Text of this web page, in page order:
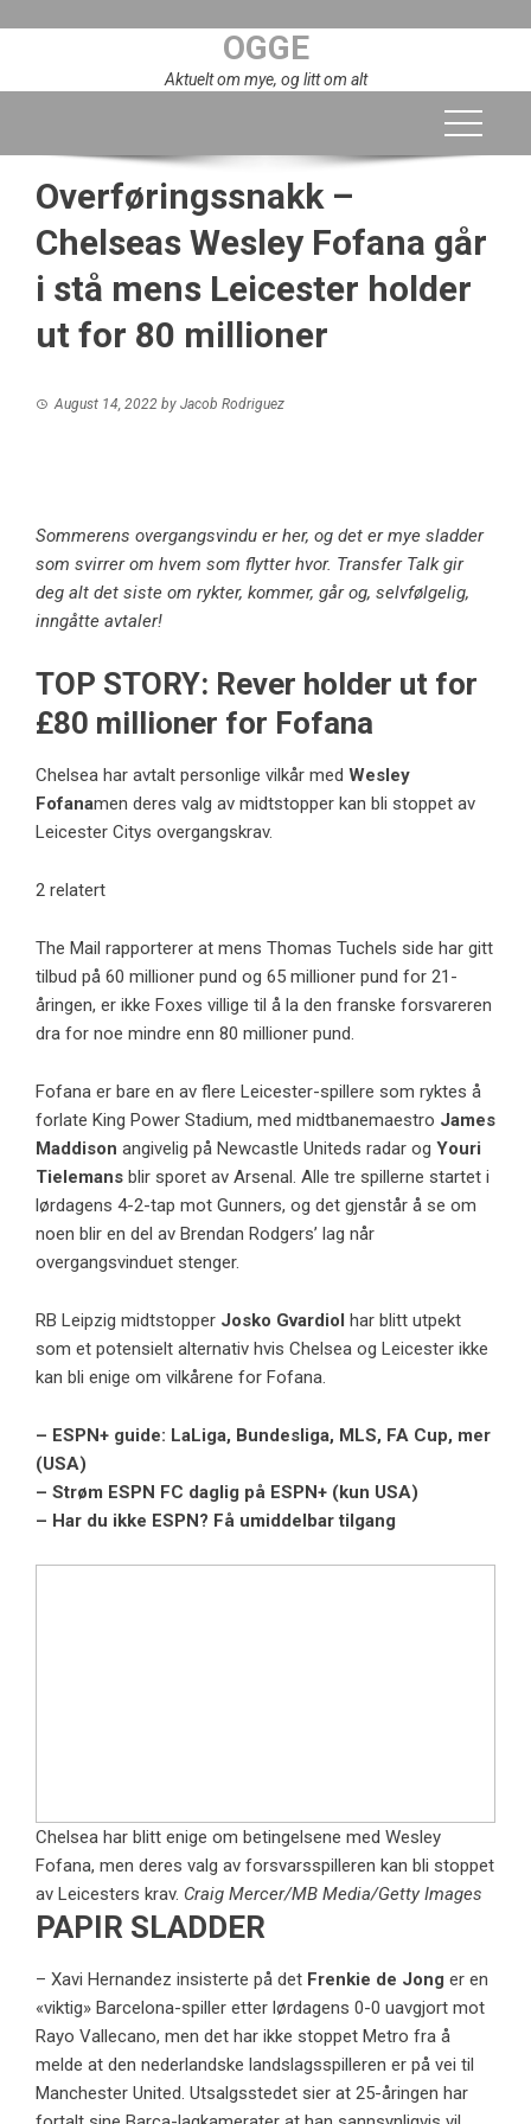
OGGE
Aktuelt om mye, og litt om alt
Overføringssnakk –
Chelseas Wesley Fofana går
i stå mens Leicester holder
ut for 80 millioner
August 14, 2022 by Jacob Rodriguez
Sommerens overgangsvindu er her, og det er mye sladder
som svirrer om hvem som flytter hvor. Transfer Talk gir
deg alt det siste om rykter, kommer, går og, selvfølgelig,
inngåtte avtaler!
TOP STORY: Rever holder ut for
£80 millioner for Fofana
Chelsea har avtalt personlige vilkår med Wesley
Fofanamen deres valg av midtstopper kan bli stoppet av
Leicester Citys overgangskrav.
2 relatert
The Mail rapporterer at mens Thomas Tuchels side har gitt
tilbud på 60 millioner pund og 65 millioner pund for 21-
åringen, er ikke Foxes villige til å la den franske forsvareren
dra for noe mindre enn 80 millioner pund.
Fofana er bare en av flere Leicester-spillere som ryktes å
forlate King Power Stadium, med midtbanemaestro James
Maddison angivelig på Newcastle Uniteds radar og Youri
Tielemans blir sporet av Arsenal. Alle tre spillerne startet i
lørdagens 4-2-tap mot Gunners, og det gjenstår å se om
noen blir en del av Brendan Rodgers’ lag når
overgangsvinduet stenger.
RB Leipzig midtstopper Josko Gvardiol
har blitt utpekt
som et potensielt alternativ hvis Chelsea og Leicester ikke
kan bli enige om vilkårene for Fofana.
– ESPN+ guide: LaLiga, Bundesliga, MLS, FA Cup, mer
(USA)
– Strøm ESPN FC daglig på ESPN+ (kun USA)
– Har du ikke ESPN? Få umiddelbar tilgang
Chelsea har blitt enige om betingelsene med Wesley
Fofana, men deres valg av forsvarsspilleren kan bli stoppet
av Leicesters krav. Craig Mercer/MB Media/Getty Images
PAPIR SLADDER
– Xavi Hernandez insisterte på det Frenkie de Jong er en
«viktig» Barcelona-spiller etter lørdagens 0-0 uavgjort mot
Rayo Vallecano, men det har ikke stoppet Metro fra å
melde at den nederlandske landslagsspilleren er på vei til
Manchester United. Utsalgsstedet sier at 25-åringen har